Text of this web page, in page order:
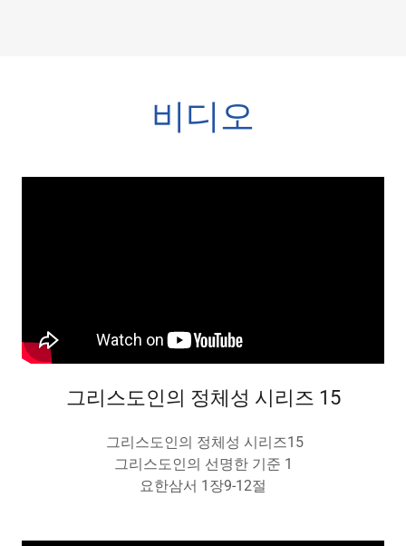
비디오
그리스도인의 정체성 시리즈 15
그리스도인의 정체성 시리즈15
그리스도인의 선명한 기준 1
요한삼서 1장9-12절